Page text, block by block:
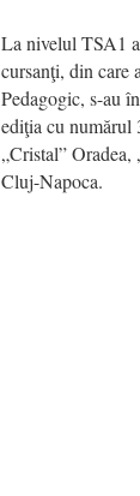
La nivelul TSA1
cursanţi, din care
Pedagogic, s-au
ediţia cu numărul
„Cristal”
Cluj-Napoca.